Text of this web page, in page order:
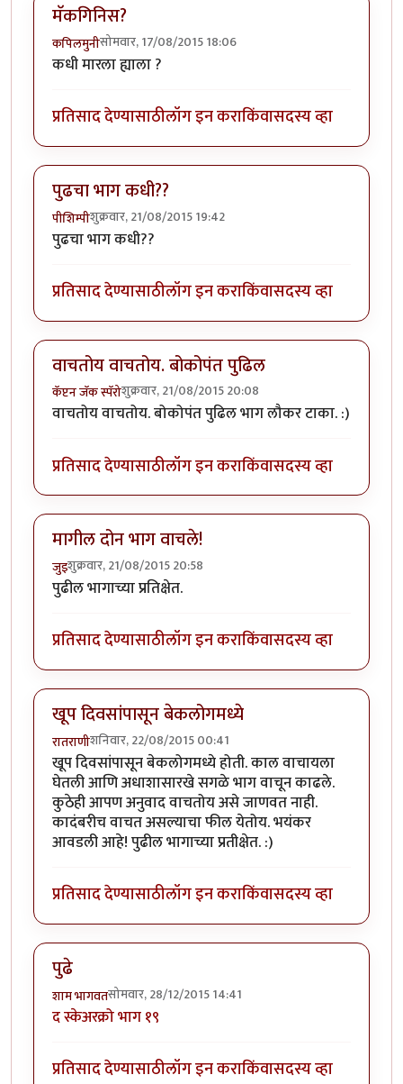
मॅकगिनिस?
कपिलमुनीसोमवार, 17/08/2015 18:06
कधी मारला ह्याला ?
प्रतिसाद देण्यासाठीलॉग इन कराकिंवासदस्य व्हा
पुढचा भाग कधी??
पीशिम्पीशुक्रवार, 21/08/2015 19:42
पुढचा भाग कधी??
प्रतिसाद देण्यासाठीलॉग इन कराकिंवासदस्य व्हा
वाचतोय वाचतोय. बोकोपंत पुढिल
कॅप्टन जॅक स्पॅरोशुक्रवार, 21/08/2015 20:08
वाचतोय वाचतोय. बोकोपंत पुढिल भाग लौकर टाका. :)
प्रतिसाद देण्यासाठीलॉग इन कराकिंवासदस्य व्हा
मागील दोन भाग वाचले!
जुइशुक्रवार, 21/08/2015 20:58
पुढील भागाच्या प्रतिक्षेत.
प्रतिसाद देण्यासाठीलॉग इन कराकिंवासदस्य व्हा
खूप दिवसांपासून बेकलोगमध्ये
रातराणीशनिवार, 22/08/2015 00:41
खूप दिवसांपासून बेकलोगमध्ये होती. काल वाचायला
घेतली आणि अधाशासारखे सगळे भाग वाचून काढले.
कुठेही आपण अनुवाद वाचतोय असे जाणवत नाही.
कादंबरीच वाचत असल्याचा फील येतोय. भयंकर
आवडली आहे! पुढील भागाच्या प्रतीक्षेत. :)
प्रतिसाद देण्यासाठीलॉग इन कराकिंवासदस्य व्हा
पुढे
शाम भागवतसोमवार, 28/12/2015 14:41
द स्केअरक्रो भाग १९
प्रतिसाद देण्यासाठीलॉग इन कराकिंवासदस्य व्हा